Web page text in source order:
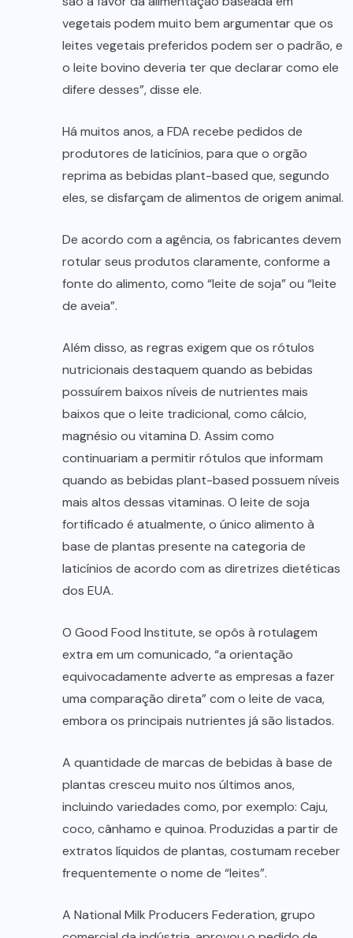
vegetais podem muito bem argumentar que os
leites vegetais preferidos podem ser o padrão, e
o leite bovino deveria ter que declarar como ele
difere desses”, disse ele.
Há muitos anos, a FDA recebe pedidos de
produtores de laticínios, para que o orgão
reprima as bebidas plant-based que, segundo
eles, se disfarçam de alimentos de origem animal.
De acordo com a agência, os fabricantes devem
rotular seus produtos claramente, conforme a
fonte do alimento, como “leite de soja” ou “leite
de aveia”.
Além disso, as regras exigem que os rótulos
nutricionais destaquem quando as bebidas
possuírem baixos níveis de nutrientes mais
baixos que o leite tradicional, como cálcio,
magnésio ou vitamina D. Assim como
continuariam a permitir rótulos que informam
quando as bebidas plant-based possuem níveis
mais altos dessas vitaminas. O leite de soja
fortificado é atualmente, o único alimento à
base de plantas presente na categoria de
laticínios de acordo com as diretrizes dietéticas
dos EUA.
O Good Food Institute, se opôs à rotulagem
extra em um comunicado, “a orientação
equivocadamente adverte as empresas a fazer
uma comparação direta” com o leite de vaca,
embora os principais nutrientes já são listados.
A quantidade de marcas de bebidas à base de
plantas cresceu muito nos últimos anos,
incluindo variedades como, por exemplo: Caju,
coco, cânhamo e quinoa. Produzidas a partir de
extratos líquidos de plantas, costumam receber
frequentemente o nome de “leites”.
A National Milk Producers Federation, grupo